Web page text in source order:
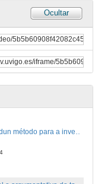
Ocultar
Observacións dun método para a investigación: o enfoque exexético coas fontes